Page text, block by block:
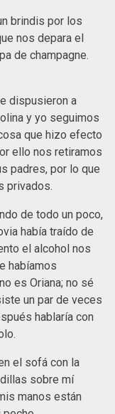
brindis por los
nos depara el
de champagne.
dispusieron a
y yo seguimos
que hizo efecto
ello nos retiramos
padres, por lo que
privados.
de todo un poco,
había traído de
el alcohol nos
habíamos
es Oriana; no sé
un par de veces
hablaría con
el sofá con la
sobre mí
manos están